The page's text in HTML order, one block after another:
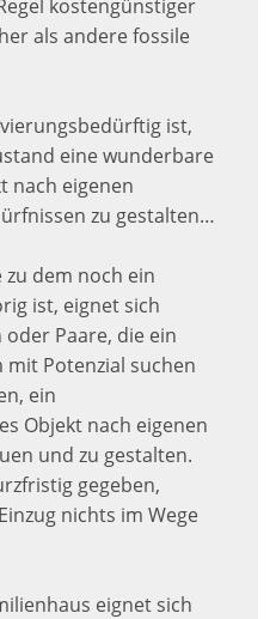
kostengünstiger
als andere fossile
ist,
eine wunderbare
nach eigenen
zu gestalten…
dem noch ein
ist, eignet sich
Paare, die ein
mit Potenzial suchen
ein
Objekt nach eigenen
und zu gestalten.
gegeben,
nichts im Wege
eignet sich